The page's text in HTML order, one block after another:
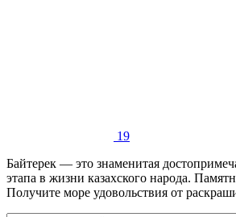
19
Байтерек — это знаменитая
этапа в жизни казахского народа.
Получите море удовольствия от